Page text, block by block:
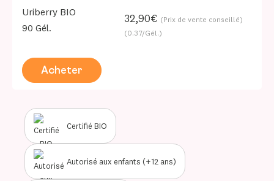
Uriberry BIO
90 Gél.
32,90€ (Prix de vente conseillé)
(0.37/Gél.)
Acheter
Certifié BIO
Autorisé aux enfants (+12 ans)